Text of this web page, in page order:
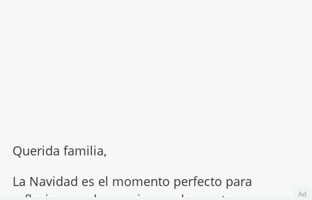
Querida familia,
La Navidad es el momento perfecto para
Ad